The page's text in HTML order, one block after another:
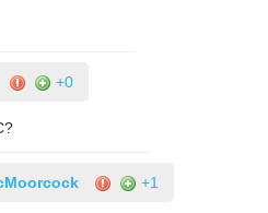
+0
+1